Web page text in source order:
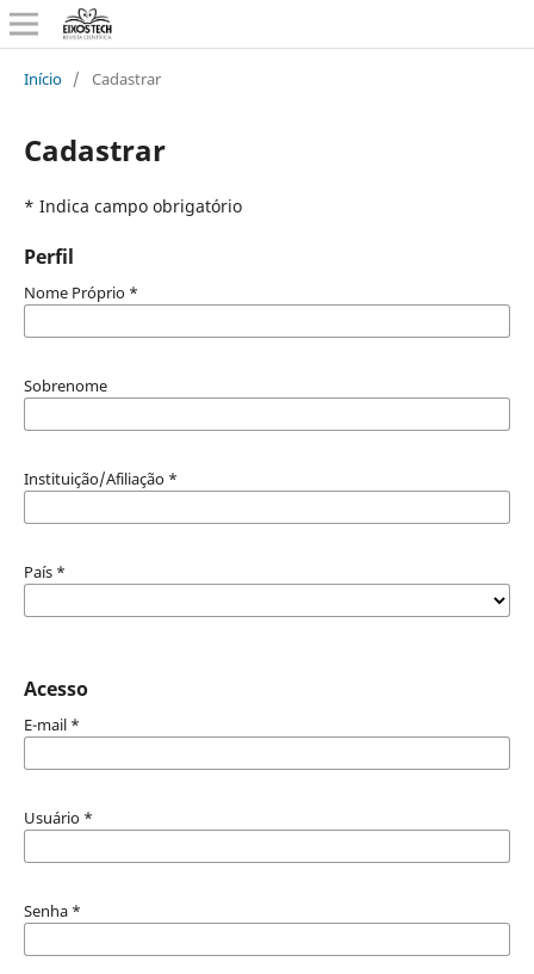
Início / Cadastrar
Cadastrar
* Indica campo obrigatório
Perfil
Nome Próprio *
Sobrenome
Instituição/Afiliação *
País *
Acesso
E-mail *
Usuário *
Senha *